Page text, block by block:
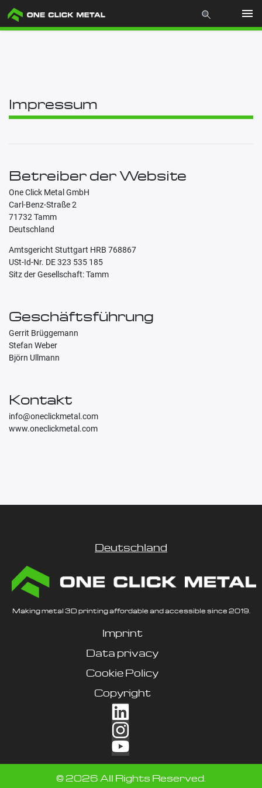
Materialien
Über uns
Store
Impressum
Betreiber der Website
One Click Metal GmbH
Carl-Benz-Straße 2
71732 Tamm
Deutschland
Amtsgericht Stuttgart HRB 768867
USt-Id-Nr. DE 323 535 185
Sitz der Gesellschaft: Tamm
Geschäftsführung
Gerrit Brüggemann
Stefan Weber
Björn Ullmann
Kontakt
info@oneclickmetal.com
www.oneclickmetal.com
Deutschland
Making metal 3D printing affordable and accessible since 2019.
Imprint
Data privacy
Cookie Policy
Copyright
©2026 All Rights Reserved.